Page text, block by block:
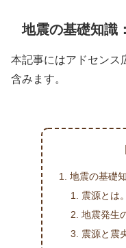
地震の基礎知識
本記事にはアドセンス
含みます。
地震の基礎
震源とは。
地震発生
震源と震